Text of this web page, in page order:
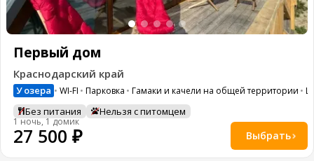
Первый дом
Краснодарский край
У озера WI-FI Парковка Гамаки и качели на общей территории
Без питания Нельзя с питомцем
1 ночь, 1 домик
27 500 ₽ Выбрать